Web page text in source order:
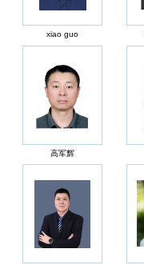
xiao guo
高军辉